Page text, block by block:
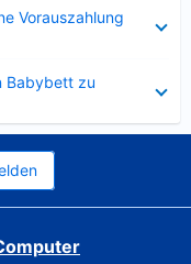
Vorauszahlung
Babybett zu